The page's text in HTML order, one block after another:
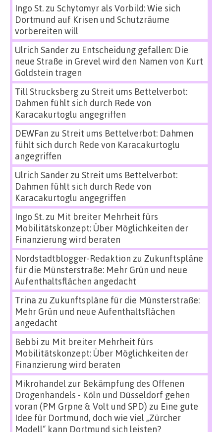
Ingo St.zu Schytomyr als Vorbild: Wie sich
Dortmund auf Krisen und Schutzräume
vorbereiten will
Ulrich Sanderzu Entscheidung gefallen: Die
neue Straße in Grevel wird den Namen von Kurt
Goldstein tragen
Till Strucksbergzu Streit ums Bettelverbot:
Dahmen fühlt sich durch Rede von
Karacakurtoglu angegriffen
DEWFan zu Streit ums Bettelverbot: Dahmen
fühlt sich durch Rede von Karacakurtoglu
angegriffen
Ulrich Sanderzu Streit ums Bettelverbot:
Dahmen fühlt sich durch Rede von
Karacakurtoglu angegriffen
Ingo St.zu Mit breiter Mehrheit fürs
Mobilitätskonzept: Über Möglichkeiten der
Finanzierung wird beraten
Nordstadtblogger-Redaktion zu Zukunftspläne
für die Münsterstraße: Mehr Grün und neue
Aufenthaltsflächen angedacht
Trina zu Zukunftspläne für die Münsterstraße:
Mehr Grün und neue Aufenthaltsflächen
angedacht
Bebbi zu Mit breiter Mehrheit fürs
Mobilitätskonzept: Über Möglichkeiten der
Finanzierung wird beraten
Mikrohandel zur Bekämpfung des Offenen
Drogenhandels - Köln und Düsseldorf gehen
voran (PM Grpne & Volt und SPD) zu Eine gute
Idee für Dortmund, doch wie viel „Zürcher
Modell“ kann Dortmund sich leisten?